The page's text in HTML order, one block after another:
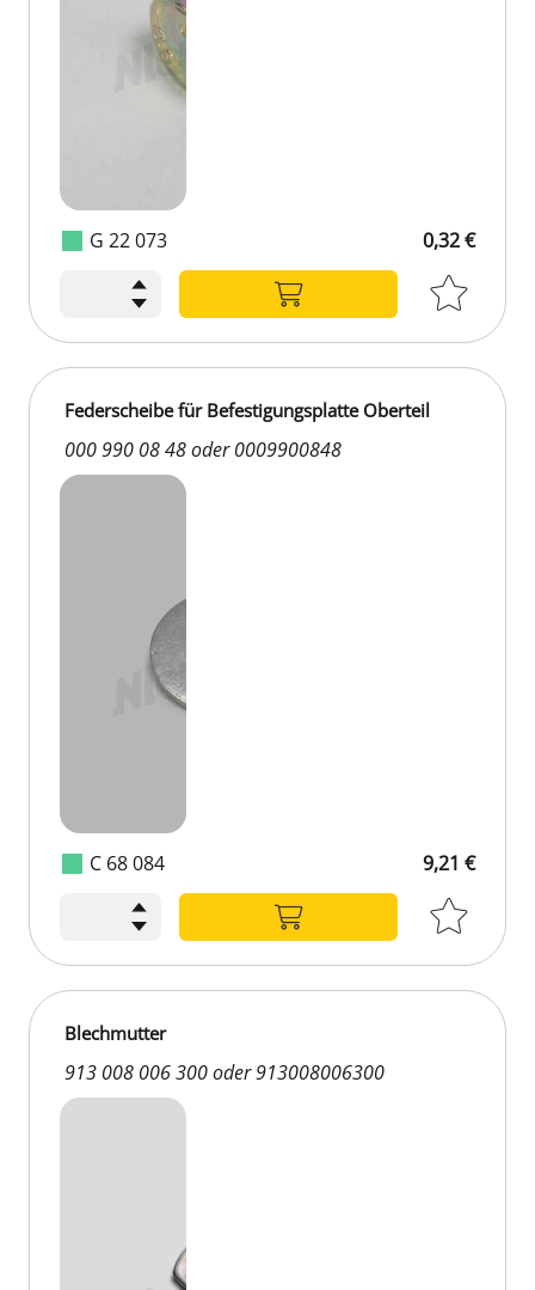
G 22 073 0,32 €
C 68 084
Federscheibe für Befestigungsplatte Oberteil
000 990 08 48 oder 0009900848
9,21 €
Blechmutter
913 008 006 300 oder 913008006300